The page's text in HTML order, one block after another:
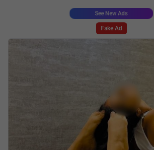
See New Ads
Fake Ad